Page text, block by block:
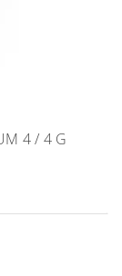
4 / 4 G